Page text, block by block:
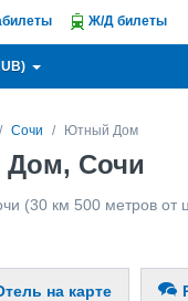
Ж/Д билеты
Сочи Ютный Дом
Сочи
(30 км 500 метров от
на карте